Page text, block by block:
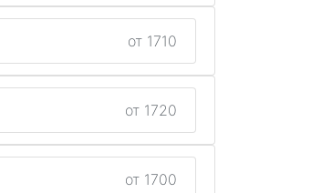
от 1710
от 1720
от 1700